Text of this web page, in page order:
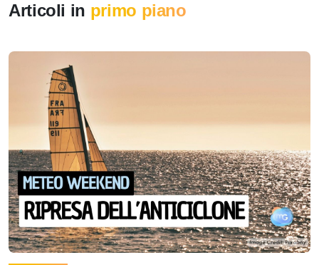
Articoli in primo piano